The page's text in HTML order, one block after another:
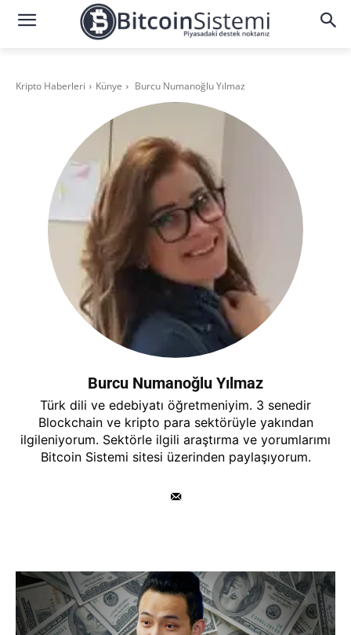
Kripto Haberleri Künye Burcu Numanoğlu Yılmaz
Burcu Numanoğlu Yılmaz
Türk dili ve edebiyatı öğretmeniyim. 3 senedir
Blockchain ve kripto para sektörüyle yakından
ilgileniyorum. Sektörle ilgili araştırma ve yorumlarımı
Bitcoin Sistemi sitesi üzerinden paylaşıyorum.